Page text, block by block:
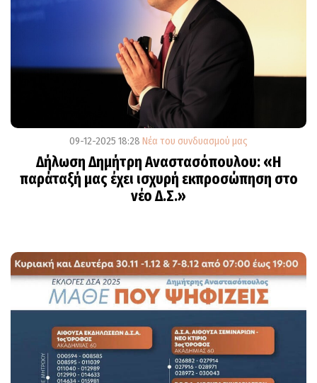
09-12-2025 18:28 Νέα του συνδυασμού μας
Δήλωση Δημήτρη Αναστασόπουλου: «Η
παράταξή μας έχει ισχυρή εκπροσώπηση στο
νέο Δ.Σ.»